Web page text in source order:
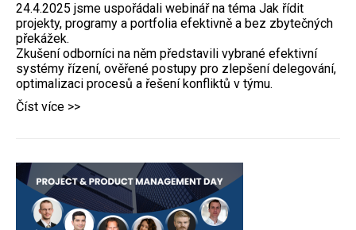
24.4.2025 jsme uspořádali webinář na téma Jak řídit
projekty, programy a portfolia efektivně a bez zbytečných
překážek.
Zkušení odborníci na něm představili vybrané efektivní
systémy řízení, ověřené postupy pro zlepšení delegování,
optimalizaci procesů a řešení konfliktů v týmu.
Číst více >>